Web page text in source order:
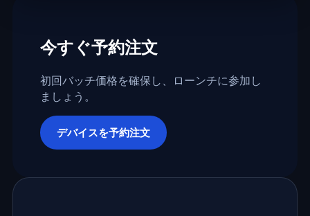
今すぐ予約注文
初回バッチ価格を確保し、ローンチに参加し
ましょう。
デバイスを予約注文